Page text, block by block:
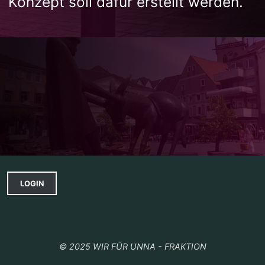
LOGIN
© 2025 WIR FÜR UNNA - FRAKTION